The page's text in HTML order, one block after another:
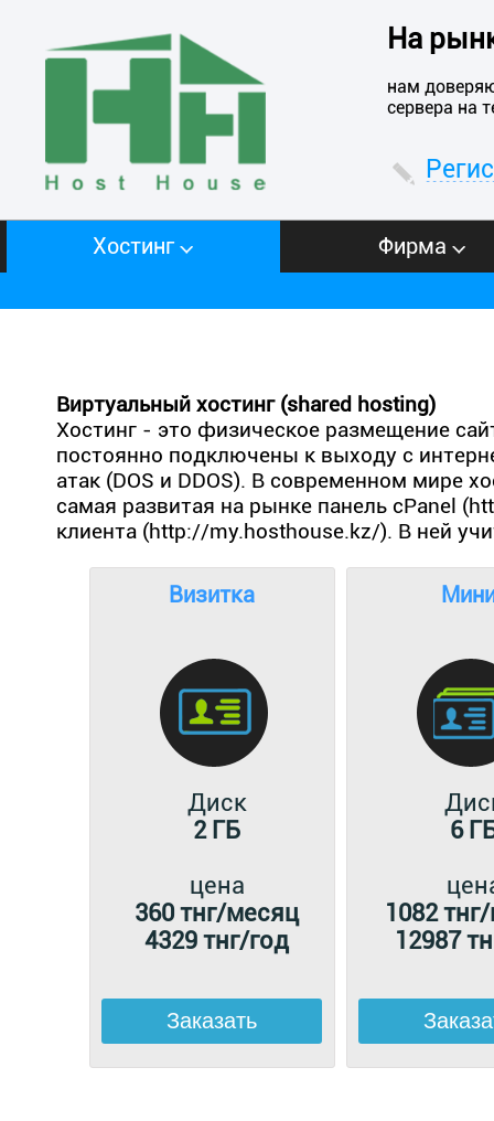
На
нам
сервера на
Хостинг Фирма
Виртуальный хостинг (shared hosting)
Хостинг - это физическое размещение
постоянно подключены к выходу с
атак (DOS и DDOS). В современном мире
самая развитая на рынке панель cPanel
клиента (http://my.hosthouse.kz/). В ней
Визитка
Диск
2 ГБ
цена
360 тнг/месяц
4329 тнг/год
6
1082
12987